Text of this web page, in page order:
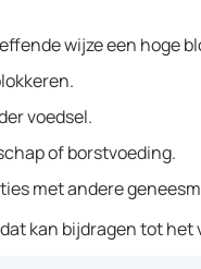
wijze een hoge
voedsel.
of borstvoeding.
met andere
kan bijdragen tot